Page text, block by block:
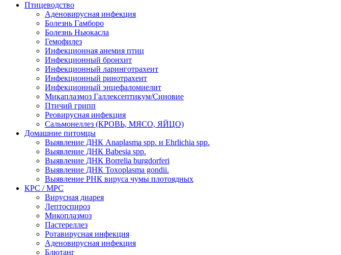
Птицеводство
Аденовирусная инфекция
Болезнь Гамборо
Болезнь Ньюкасла
Гемофилез
Инфекционная анемия птиц
Инфекционный бронхит
Инфекционный ларинготрахеит
Инфекционный ринотрахеит
Инфекционный энцефаломиелит
Микаплазмоз Галлексептикум/Синовие
Птичий грипп
Реовирусная инфекция
Сальмонеллез (КРОВЬ, МЯСО, ЯЙЦО)
Домашние питомцы
Выявление ДНК Anaplasma spp. и Ehrlichia spp.
Выявление ДНК Babesia spp.
Выявление ДНК Borrelia burgdorferi
Выявление ДНК Toxoplasma gondii.
Выявление РНК вируса чумы плотоядных
КРС / МРС
Вирусная диарея
Лептоспироз
Микоплазмоз
Пастереллез
Ротавирусная инфекция
Аденовирусная инфекция
Блютанг